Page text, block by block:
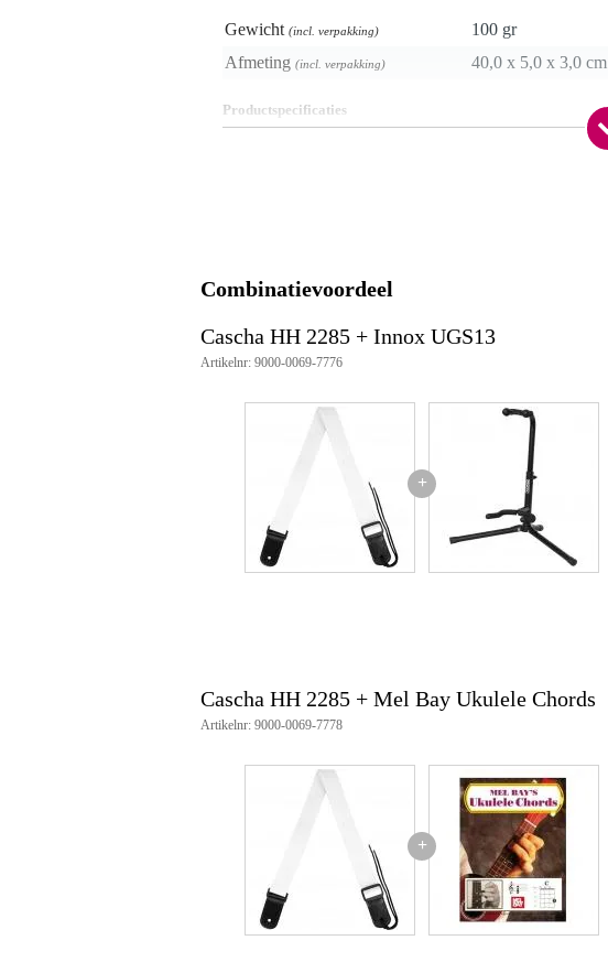
Gewicht (incl. verpakking)
100 gr
Afmeting (incl. verpakking) 40,0 x 5,0 x 3,0 cm
Productspecificaties
Combinatievoordeel
Cascha HH 2285 + Innox UGS13
Artikelnr: 9000-0069-7776
+
Cascha HH 2285 + Mel Bay Ukulele Chords
Artikelnr: 9000-0069-7778
+